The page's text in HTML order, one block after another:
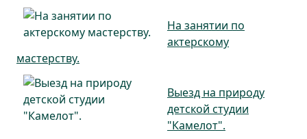
На занятии по
актерскому
мастерству.
Выезд на природу
детской студии
"Камелот".